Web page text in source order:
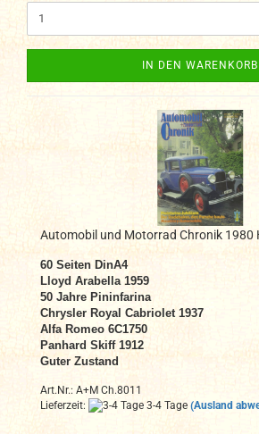
IN DEN WARENKORB
Automobil und Motorrad Chronik 1980
60 Seiten DinA4
Lloyd Arabella 1959
50 Jahre Pininfarina
Chrysler Royal Cabriolet 1937
Alfa Romeo 6C1750
Panhard Skiff 1912
Guter Zustand
Art.Nr.: A+M Ch.8011
Lieferzeit:
3-4 Tage (Ausland